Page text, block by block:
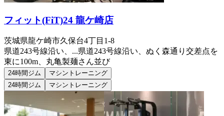
フィット(FiT)24 龍ケ崎店
茨城県龍ケ崎市久保台4丁目1-8
県道243号線沿い、...県道243号線沿い、ぬく森通り交差点を
東に100m、丸亀製麺さん並び
24時間ジム
マシントレーニング
24時間ジム
マシントレーニング